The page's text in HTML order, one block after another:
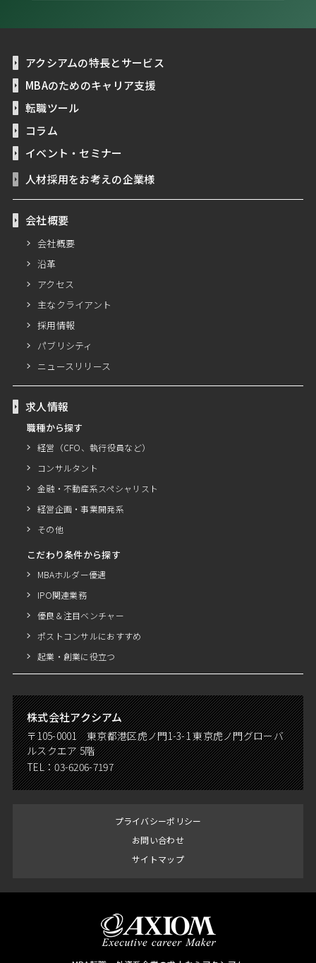
アクシアムの特長とサービス
MBAのためのキャリア支援
転職ツール
コラム
イベント・セミナー
人材採用をお考えの企業様
会社概要
会社概要
沿革
アクセス
主なクライアント
採用情報
パブリシティ
ニュースリリース
求人情報
職種から探す
経営（CFO、執行役員など）
コンサルタント
金融・不動産系スペシャリスト
経営企画・事業開発系
その他
こだわり条件から探す
MBAホルダー優遇
IPO関連業務
優良＆注目ベンチャー
ポストコンサルにおすすめ
起業・創業に役立つ
株式会社アクシアム
〒105-0001 東京都港区虎ノ門1-3-1 東京虎ノ門グローバ
ルスクエア 5階
TEL：03-6206-7197
プライバシーポリシー
お問い合わせ
サイトマップ